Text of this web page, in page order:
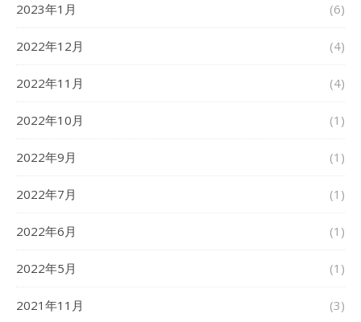
2023年1月 (6)
2022年12月 (4)
2022年11月 (4)
2022年10月 (1)
2022年9月 (1)
2022年7月 (1)
2022年6月 (1)
2022年5月 (1)
2021年11月 (3)